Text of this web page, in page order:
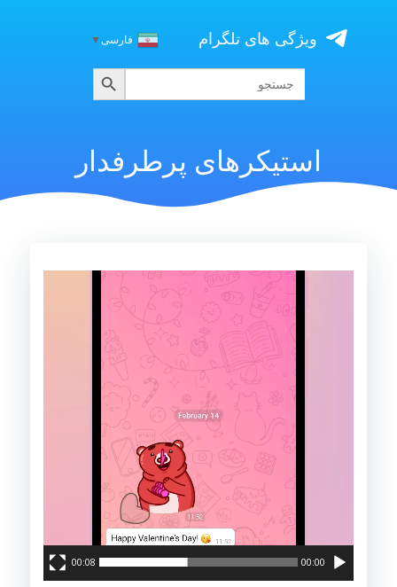
content
ویژگی های تلگرام فارسی▼
جستجو
برای:
جستجو
استیکرهای پرطرفدار
00:00
00:08